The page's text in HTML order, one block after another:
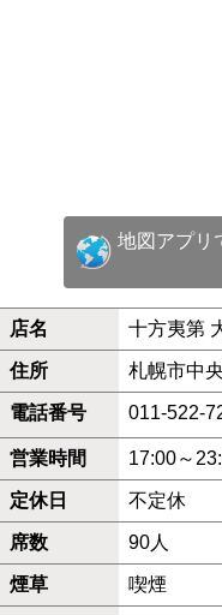
地図アプリ
店名 十方夷第
住所 札幌市中
電話番号 011-522-
営業時間 17:00～
定休日 不定休
席数 90人
煙草 喫煙